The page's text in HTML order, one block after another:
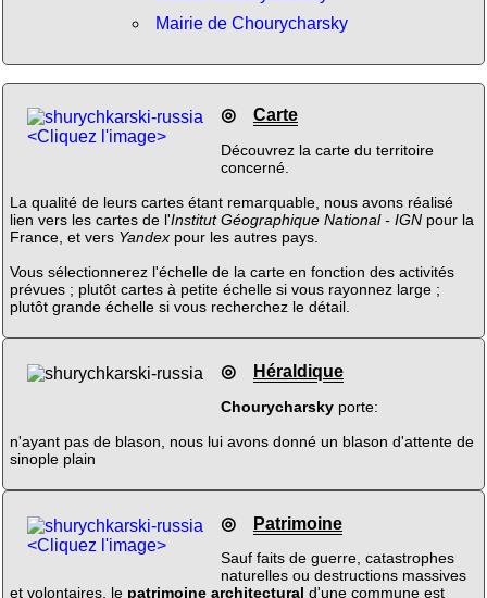
Mairie de Chourycharsky
<Cliquez l'image>
◎ Carte
Découvrez la carte du territoire
concerné.
La qualité de leurs cartes étant remarquable, nous avons réalisé
lien vers les cartes de l'Institut Géographique National - IGNpour la
France, et vers Yandexpour les autres pays.
Vous sélectionnerez l'échelle de la carte en fonction des activités
prévues ; plutôt cartes à petite échelle si vous rayonnez large ;
plutôt grande échelle si vous recherchez le détail.
◎ Héraldique
Chourycharskyporte:
n'ayant pas de blason, nous lui avons donné un blason d'attente de
sinople plain
<Cliquez l'image>
◎ Patrimoine
Sauf faits de guerre, catastrophes
naturelles ou destructions massives
et volontaires, le patrimoine architectural d'une commune est